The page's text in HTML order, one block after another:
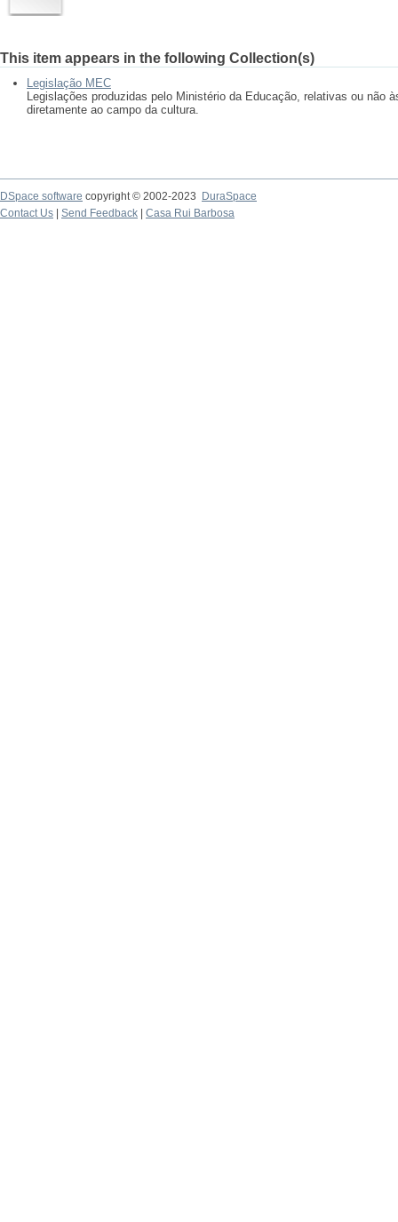
This item appears in the following Collection(s)
Legislação MEC
Legislações produzidas pelo Ministério da Educação, relativas ou não
diretamente ao campo da cultura.
DSpace software copyright © 2002-2023
DuraSpace
Contact Us
Send Feedback Casa Rui Barbosa